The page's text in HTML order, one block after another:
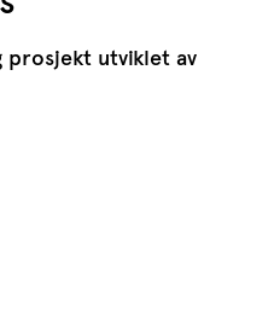
prosjekt utviklet av